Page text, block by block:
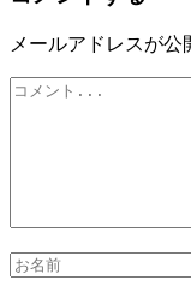
メールアドレスが公